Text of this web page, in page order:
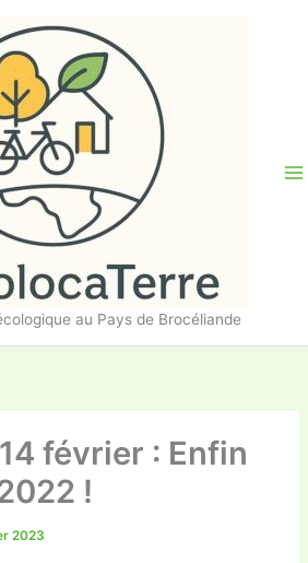
au Pays de Brocéliande
février : Enfin
!
2023